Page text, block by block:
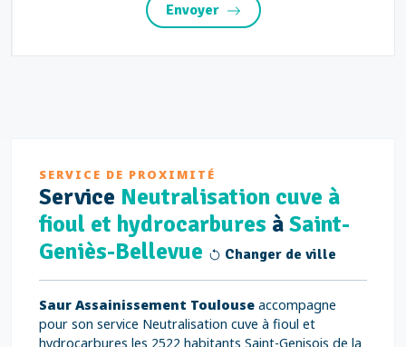
Envoyer
SERVICE DE PROXIMITÉ
Service Neutralisation cuve à
fioul et hydrocarbures àSaint-
Geniès-Bellevue
Changer de ville
Saur Assainissement Toulouse accompagne
pour son service Neutralisation cuve à fioul et
hydrocarbures les 2522 habitants Saint-Genisois de la